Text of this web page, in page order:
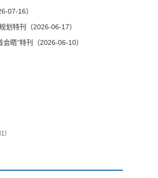
07-16）
划特刊（2026-06-17）
晤”特刊（2026-06-10）
）